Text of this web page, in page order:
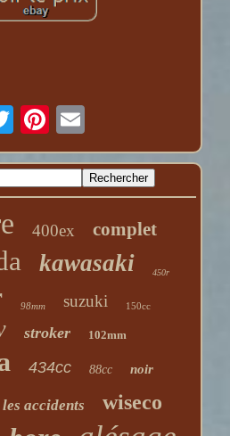
400ex complet
kawasaki 450r
98mm suzuki 150cc
stroker 102mm
434cc 88cc noir
les accidents wiseco